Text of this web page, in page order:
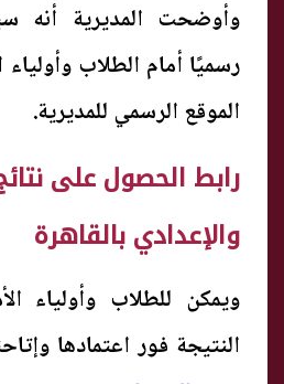
وأوضحت المديرية أنه
رسميًا أمام الطلاب وأولياء
الموقع الرسمي للمديرية.
​رابط الحصول على
والإعدادي بالقاهرة
​ويمكن للطلاب وأولياء
النتيجة فور اعتمادها